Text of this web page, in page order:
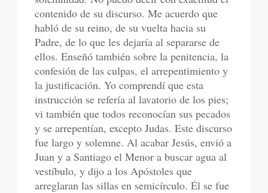
contenido de su discurso. Me acuerdo que
habló de su reino, de su vuelta hacia su
Padre, de lo que les dejaría al separarse de
ellos. Enseñó también sobre la penitencia, la
confesión de las culpas, el arrepentimiento y
la justificación. Yo comprendí que esta
instrucción se refería al lavatorio de los pies;
vi también que todos reconocían sus pecados
y se arrepentían, excepto Judas. Este discurso
fue largo y solemne. Al acabar Jesús, envió a
Juan y a Santiago el Menor a buscar agua al
vestíbulo, y dijo a los Apóstoles que
arreglaran las sillas en semicírculo. Él se fue